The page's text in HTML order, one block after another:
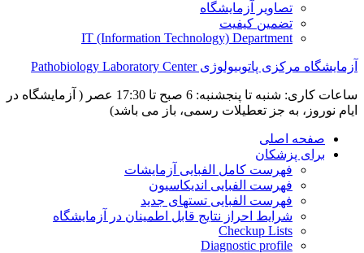
تصاویر آزمایشگاه
تضمین کیفیت
IT (Information Technology) Department
آزمایشگاه مرکزی پاتوبیولوژی Pathobiology Laboratory Center
ساعات کاری: شنبه تا پنجشنبه: 6 صبح تا 17:30 عصر ( آزمایشگاه در
ایام نوروز، به جز تعطیلات رسمی، باز می باشد)
صفحه اصلی
برای پزشکان
فهرست کامل الفبایی آزمایشات
فهرست الفبایی اندیکاسیون
فهرست الفبایی تستهای جدید
شرایط احراز نتایج قابل اطمینان در آزمایشگاه
Checkup Lists
Diagnostic profile